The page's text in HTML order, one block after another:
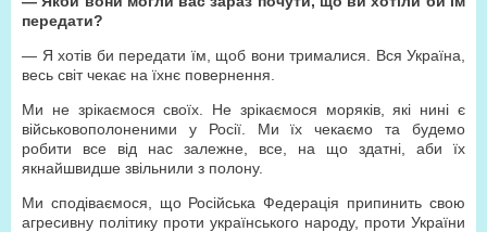
передати?
— Я хотів би передати їм, щоб вони трималися. Вся Україна,
весь світ чекає на їхнє повернення.
Ми не зрікаємося своїх. Не зрікаємося моряків, які нині є
військовополоненими у Росії. Ми їх чекаємо та будемо
робити все від нас залежне, все, на що здатні, аби їх
якнайшвидше звільнили з полону.
Ми сподіваємося, що Російська Федерація припинить свою
агресивну політику проти українського народу, проти України